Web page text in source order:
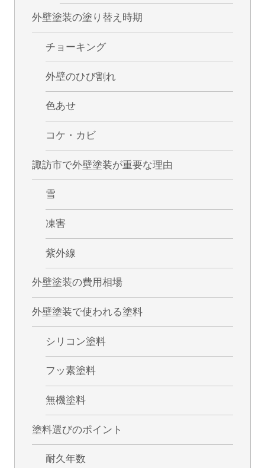
外壁塗装の塗り替え時期
チョーキング
外壁のひび割れ
色あせ
コケ・カビ
諏訪市で外壁塗装が重要な理由
雪
凍害
紫外線
外壁塗装の費用相場
外壁塗装で使われる塗料
シリコン塗料
フッ素塗料
無機塗料
塗料選びのポイント
耐久年数